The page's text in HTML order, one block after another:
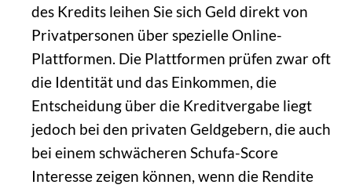
des Kredits leihen Sie sich Geld direkt von
Privatpersonen über spezielle Online-
Plattformen. Die Plattformen prüfen zwar oft
die Identität und das Einkommen, die
Entscheidung über die Kreditvergabe liegt
jedoch bei den privaten Geldgebern, die auch
bei einem schwächeren Schufa-Score
Interesse zeigen können, wenn die Rendite